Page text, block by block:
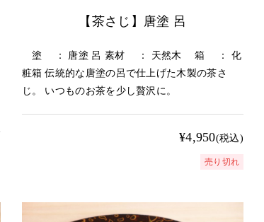
【茶さじ】唐塗 呂
塗 ： 唐塗 呂 素材 ： 天然木 箱 ： 化
粧箱 伝統的な唐塗の呂で仕上げた木製の茶さ
じ。 いつものお茶を少し贅沢に。
¥4,950(税込)
売り切れ